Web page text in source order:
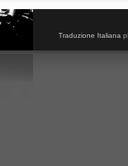
Traduzione Italiana